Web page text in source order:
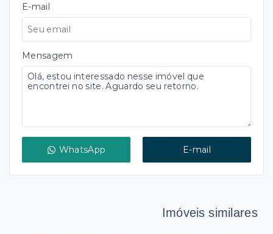
E-mail
Mensagem
WhatsApp E-mail
Imóveis similares